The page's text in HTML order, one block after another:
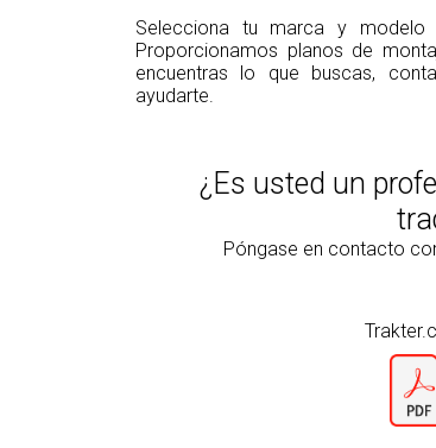
Selecciona tu marca y
Proporcionamos planos de
encuentras lo que buscas,
ayudarte.
¿Es usted un
Póngase en contacto